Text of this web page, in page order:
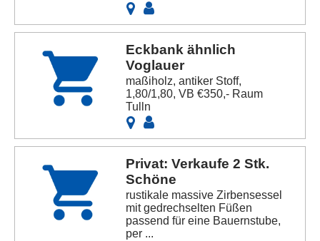
Eckbank ähnlich
Voglauer
maßiholz, antiker Stoff,
1,80/1,80, VB €350,- Raum
Tulln
Privat: Verkaufe 2 Stk.
Schöne
rustikale massive Zirbensessel
mit gedrechselten Füßen
passend für eine Bauernstube,
per ...